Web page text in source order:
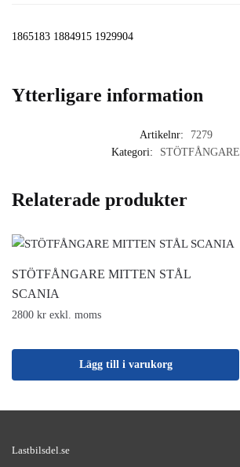
1865183 1884915 1929904
Ytterligare information
Artikelnr:
7279
Kategori:
STÖTFÅNGARE
Relaterade produkter
STÖTFÅNGARE MITTEN STÅL
SCANIA
2800 kr exkl. moms
Lägg till i varukorg
Lastbilsdel.se